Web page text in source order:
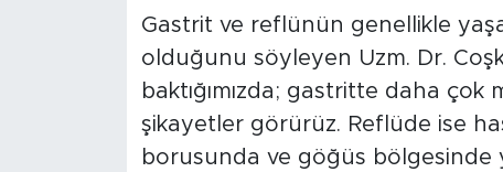
Gastrit ve reflünün genellikle
olduğunu söyleyen Uzm. Dr.
baktığımızda; gastritte daha çok
şikayetler görürüz. Reflüde ise
borusunda ve göğüs bölgesinde